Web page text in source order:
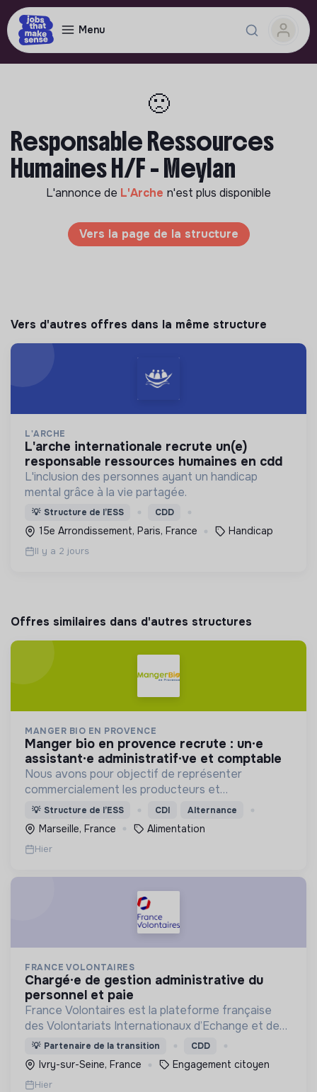
Menu
🙁
Responsable Ressources
Humaines H/F - Meylan
L'annonce de L'Arche n'est plus disponible
Vers la page de la structure
Vers d'autres offres dans la même structure
L'ARCHE
l'arche internationale recrute un(e)
responsable ressources humaines en cdd
L'inclusion des personnes ayant un handicap
mental grâce à la vie partagée.
💡 Structure de l’ESS CDD
15e Arrondissement, Paris, France Handicap
Il y a 2 jours
Offres similaires dans d'autres structures
MANGER BIO EN PROVENCE
manger bio en provence recrute : un·e
assistant·e administratif·ve et comptable
Nous avons pour objectif de représenter
commercialement les producteurs et
transformateurs BIO de la région SUD auprès des
collectivités afin d’introduire les produits BIO et
LOCAUX dans les cantines.
💡 Structure de l’ESS CDI Alternance
Marseille, France Alimentation
Hier
FRANCE VOLONTAIRES
chargé·e de gestion administrative du
personnel et paie
France Volontaires est la plateforme française
des Volontariats Internationaux d’Echange et de
Solidarité.
💡 Partenaire de la transition CDD
Ivry-sur-Seine, France Engagement citoyen
Hier